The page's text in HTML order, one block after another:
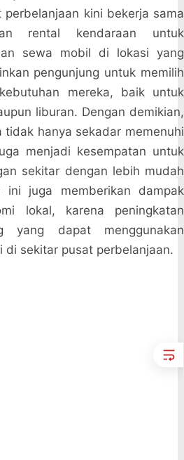
perbelanjaan kini bekerja sama
rental kendaraan untuk
sewa mobil di lokasi yang
pengunjung untuk memilih
mereka, baik untuk
liburan. Dengan demikian,
tidak hanya sekadar memenuhi
menjadi kesempatan untuk
sekitar dengan lebih mudah
ini juga memberikan dampak
lokal, karena peningkatan
yang dapat menggunakan
di sekitar pusat perbelanjaan.